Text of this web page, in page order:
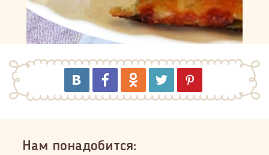
Нам понадобится: